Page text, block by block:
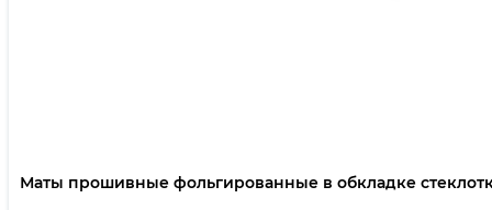
Маты прошивные фольгированные в обкладке